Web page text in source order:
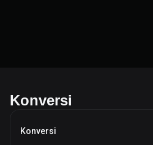
Konversi
Konversi